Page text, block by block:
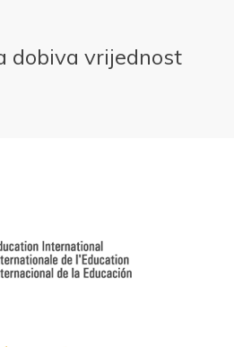
dobiva vrijednost